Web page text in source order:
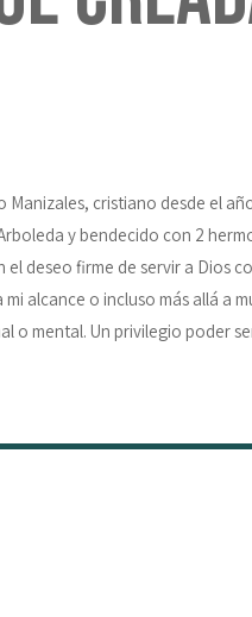
Manizales, cristiano desde el
y bendecido con 2
el deseo firme de servir a Dios
alcance o incluso más allá a
o mental. Un privilegio poder